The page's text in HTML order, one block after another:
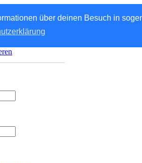
über deinen Besuch in